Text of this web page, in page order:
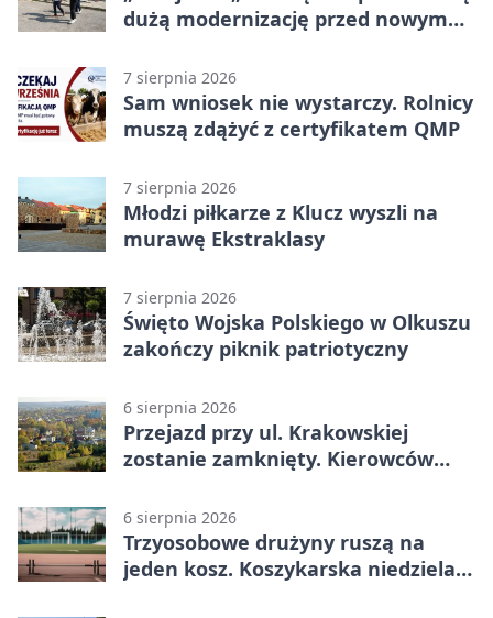
dużą modernizację przed nowym
7 sierpnia 2026
Sam wniosek nie wystarczy. Rolnicy
muszą zdążyć z certyfikatem QMP
7 sierpnia 2026
Młodzi piłkarze z Klucz wyszli na
murawę Ekstraklasy
7 sierpnia 2026
Święto Wojska Polskiego w Olkuszu
zakończy piknik patriotyczny
6 sierpnia 2026
Przejazd przy ul. Krakowskiej
zostanie zamknięty. Kierowców
6 sierpnia 2026
Trzyosobowe drużyny ruszą na
jeden kosz. Koszykarska niedziela